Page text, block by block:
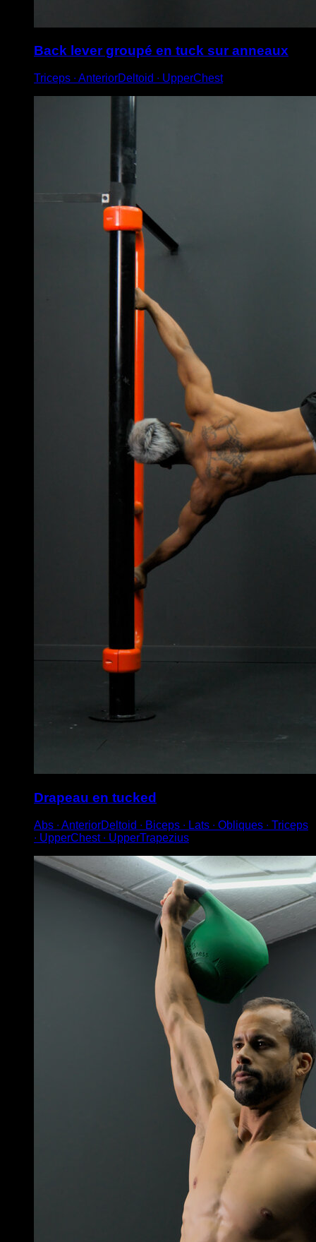
Back lever groupé en tuck sur anneaux
Triceps ∙ AnteriorDeltoid ∙ UpperChest
Drapeau en tucked
Abs ∙ AnteriorDeltoid ∙ Biceps ∙ Lats ∙ Obliques ∙ Triceps
∙ UpperChest ∙ UpperTrapezius